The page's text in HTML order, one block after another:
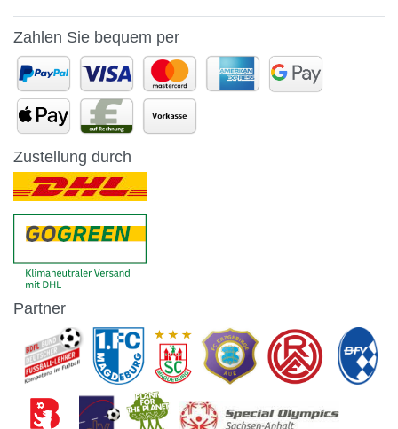
Zahlen Sie bequem per
Zustellung durch
Partner